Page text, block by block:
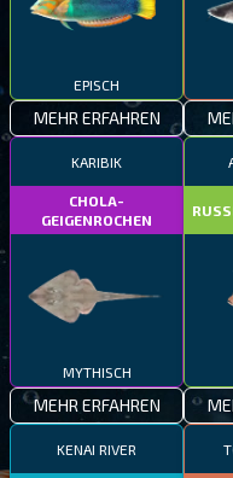
EPISCH
MEHR ERFAHREN
KARIBIK
CHOLA-
GEIGENROCHEN
MYTHISCH
MEHR ERFAHREN
KENAI RIVER